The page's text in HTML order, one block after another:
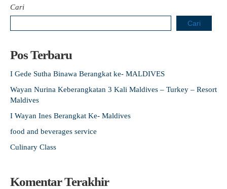
Cari
Cari
Pos Terbaru
I Gede Sutha Binawa Berangkat ke- MALDIVES
Wayan Nurina Keberangkatan 3 Kali Maldives – Turkey – Resort
Maldives
I Wayan Ines Berangkat Ke- Maldives
food and beverages service
Culinary Class
Komentar Terakhir